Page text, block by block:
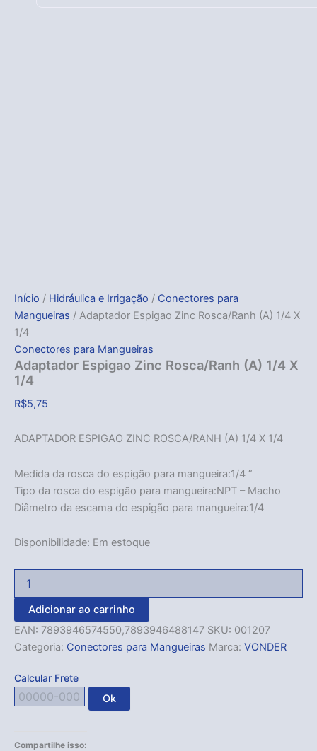
Início / Hidráulica e Irrigação / Conectores para
Mangueiras / Adaptador Espigao Zinc Rosca/Ranh (A) 1/4 X
1/4
Conectores para Mangueiras
Adaptador Espigao Zinc Rosca/Ranh (A) 1/4 X
1/4
R$5,75
ADAPTADOR ESPIGAO ZINC ROSCA/RANH (A) 1/4 X 1/4
Medida da rosca do espigão para mangueira:1/4 ”
Tipo da rosca do espigão para mangueira:NPT – Macho
Diâmetro da escama do espigão para mangueira:1/4
Disponibilidade: Em estoque
Adicionar ao carrinho
EAN: 7893946574550,7893946488147 SKU: 001207
Categoria: Conectores para Mangueiras Marca: VONDER
Calcular Frete
Ok
Compartilhe isso: